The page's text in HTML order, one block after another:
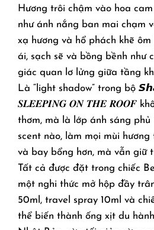
Hương trôi chậm vào hoa
như ánh nắng ban mai chạm
xạ hương và hổ phách khẽ
ái, sạch sẽ và bồng bềnh như
giác quan lơ lửng giữa tầng
Là “light shadow” trong bộ
𝑺𝑳𝑬𝑬𝑷𝑰𝑵𝑮 𝑶𝑵 𝑻𝑯𝑬 𝑹𝑶𝑶𝑭
thơm, mà là lớp ánh sáng
scent nào, làm mọi mùi
và bay bổng hơn, mà vẫn giữ
Tất cả được đặt trong chiếc
một nghi thức mở hộp đầy
50ml, travel spray 10ml và
thể biến thành ống xịt du